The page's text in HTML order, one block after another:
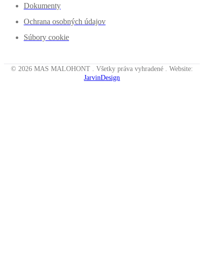
Dokumenty
Ochrana osobných údajov
Súbory cookie
© 2026 MAS MALOHONT . Všetky práva vyhradené . Website:
JarvinDesign